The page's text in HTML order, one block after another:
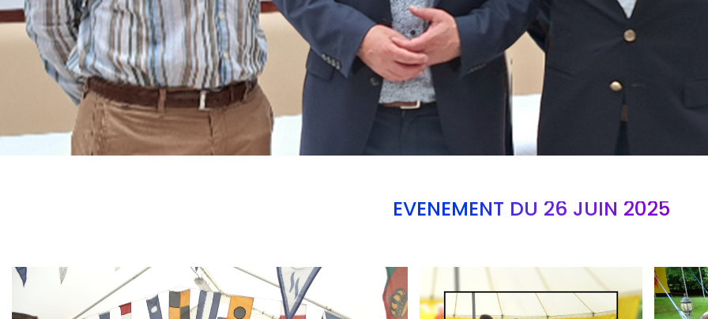
EVÉNEMENT DU 26 JUIN 2025
Branding
ARMCHAIR
Branding